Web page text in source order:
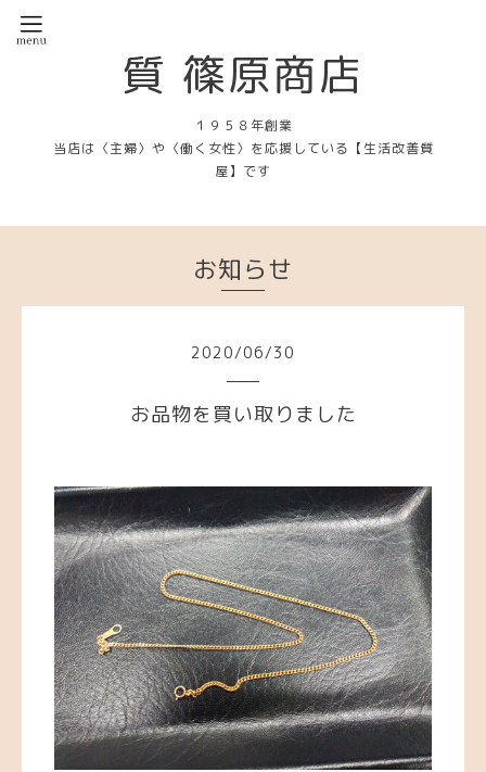
質 篠原商店
１９５８年創業
当店は〈主婦〉や〈働く女性〉を応援している【生活改善質
屋】です
お知らせ
2020/06/30
お品物を買い取りました